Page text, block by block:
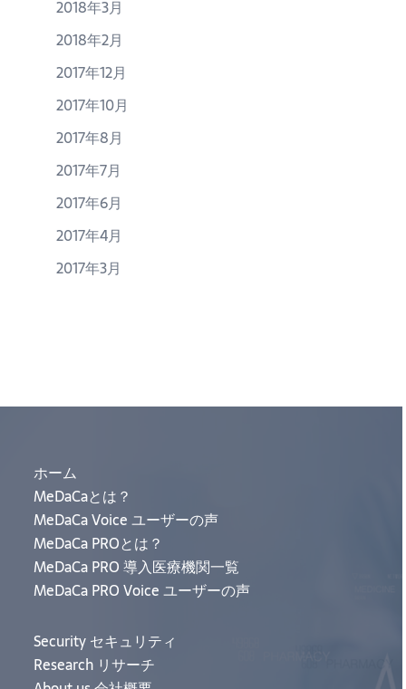
2018年3月
2018年2月
2017年12月
2017年10月
2017年8月
2017年7月
2017年6月
2017年4月
2017年3月
ホーム
MeDaCaとは？
MeDaCa Voice ユーザーの声
MeDaCa PROとは？
MeDaCa PRO 導入医療機関一覧
MeDaCa PRO Voice ユーザーの声
Security セキュリティ
Research リサーチ